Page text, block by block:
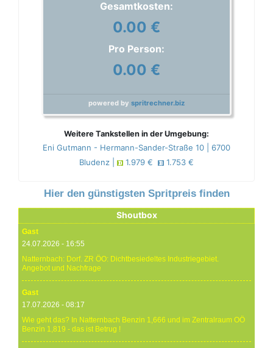
Gesamtkosten:
0.00 €
Pro Person:
0.00 €
powered by spritrechner.biz
Weitere Tankstellen in der Umgebung:
Eni Gutmann - Hermann-Sander-Straße 10 | 6700
Bludenz |
1.979 € 1.753 €
Hier den günstigsten Spritpreis finden
Shoutbox
Gast
24.07.2026 - 16:55
Natternbach: Dorf. ZR ÖO: Dichtbesiedeltes Industriegebiet.
Angebot und Nachfrage
Gast
17.07.2026 - 08:17
Wie geht das? In Natternbach Benzin 1,666 und im Zentralraum OÖ
Benzin 1,819 - das ist Betrug !